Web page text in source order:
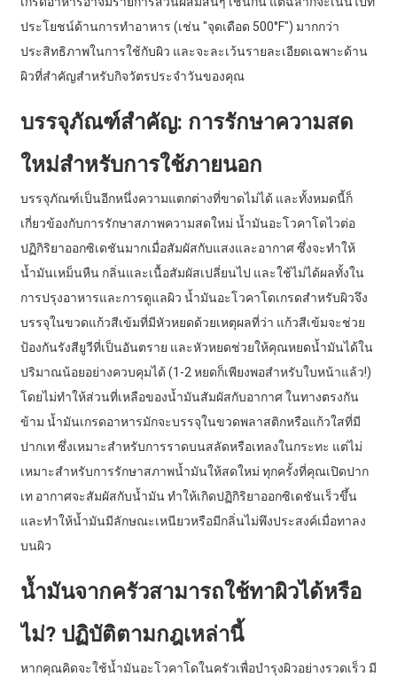
ประโยชน์ด้านการทำอาหาร (เช่น "จุดเดือด 500°F") มากกว่า
ประสิทธิภาพในการใช้กับผิว และจะละเว้นรายละเอียดเฉพาะด้าน
ผิวที่สำคัญสำหรับกิจวัตรประจำวันของคุณ
บรรจุภัณฑ์สำคัญ: การรักษาความสด
ใหม่สำหรับการใช้ภายนอก
บรรจุภัณฑ์เป็นอีกหนึ่งความแตกต่างที่ขาดไม่ได้ และทั้งหมดนี้ก็
เกี่ยวข้องกับการรักษาสภาพความสดใหม่ น้ำมันอะโวคาโดไวต่อ
ปฏิกิริยาออกซิเดชันมากเมื่อสัมผัสกับแสงและอากาศ ซึ่งจะทำให้
น้ำมันเหม็นหืน กลิ่นและเนื้อสัมผัสเปลี่ยนไป และใช้ไม่ได้ผลทั้งใน
การปรุงอาหารและการดูแลผิว น้ำมันอะโวคาโดเกรดสำหรับผิวจึง
บรรจุในขวดแก้วสีเข้มที่มีหัวหยดด้วยเหตุผลที่ว่า แก้วสีเข้มจะช่วย
ป้องกันรังสียูวีที่เป็นอันตราย และหัวหยดช่วยให้คุณหยดน้ำมันได้ใน
ปริมาณน้อยอย่างควบคุมได้ (1-2 หยดก็เพียงพอสำหรับใบหน้าแล้ว!)
โดยไม่ทำให้ส่วนที่เหลือของน้ำมันสัมผัสกับอากาศ ในทางตรงกัน
ข้าม น้ำมันเกรดอาหารมักจะบรรจุในขวดพลาสติกหรือแก้วใสที่มี
ปากเท ซึ่งเหมาะสำหรับการราดบนสลัดหรือเทลงในกระทะ แต่ไม่
เหมาะสำหรับการรักษาสภาพน้ำมันให้สดใหม่ ทุกครั้งที่คุณเปิดปาก
เท อากาศจะสัมผัสกับน้ำมัน ทำให้เกิดปฏิกิริยาออกซิเดชันเร็วขึ้น
และทำให้น้ำมันมีลักษณะเหนียวหรือมีกลิ่นไม่พึงประสงค์เมื่อทาลง
บนผิว
น้ำมันจากครัวสามารถใช้ทาผิวได้หรือ
ไม่? ปฏิบัติตามกฎเหล่านี้
หากคุณคิดจะใช้น้ำมันอะโวคาโดในครัวเพื่อบำรุงผิวอย่างรวดเร็ว มี